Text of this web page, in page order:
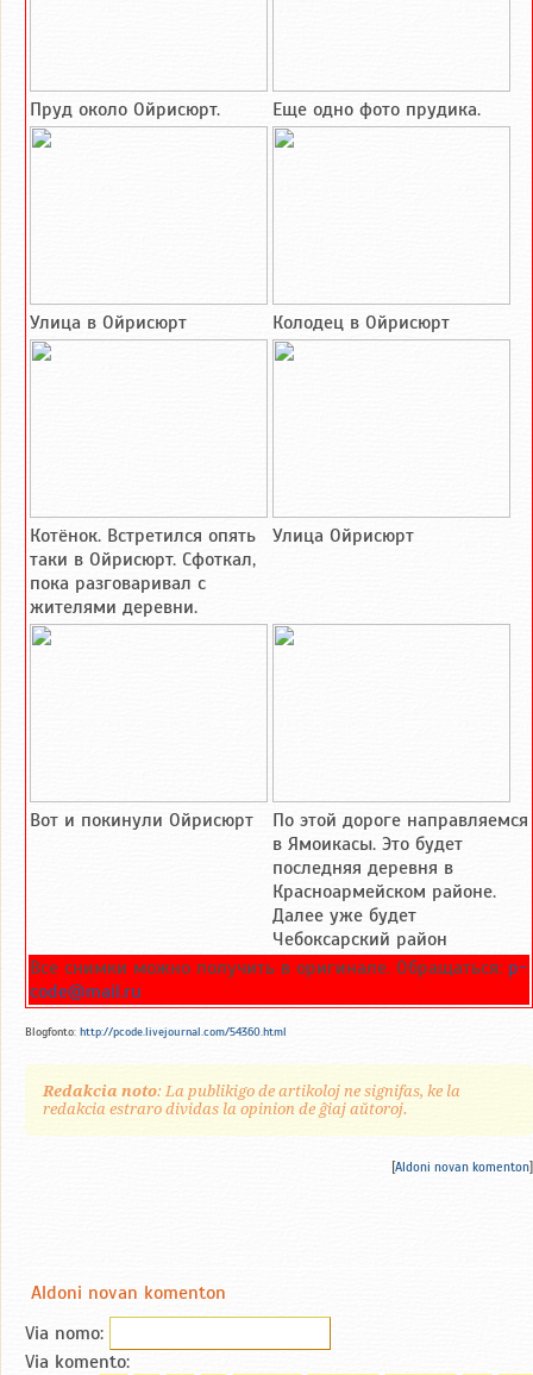
Пруд около Ойрисюрт. Еще одно фото прудика.
Улица в Ойрисюрт Колодец в Ойрисюрт
Котёнок. Встретился опять
таки в Ойрисюрт. Сфоткал,
пока разговаривал с
жителями деревни.
Улица Ойрисюрт
Вот и покинули Ойрисюрт
По этой дороге направляемся
в Ямоикасы. Это будет
последняя деревня в
Красноармейском районе.
Далее уже будет
Чебоксарский район
Все снимки можно получить в оригинале. Обращаться: p-
code@mail.ru
Blogfonto: http://pcode.livejournal.com/54360.html
Redakcia noto: La publikigo de artikoloj ne signifas, ke la
redakcia estraro dividas la opinion de ĝiaj aŭtoroj.
[Aldoni novan komenton]
Aldoni novan komenton
Via nomo:
Via komento: